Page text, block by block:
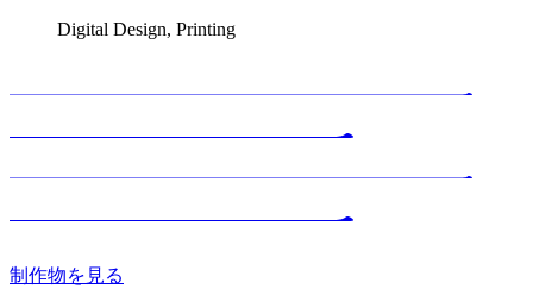
Digital Design, Printing
制作物を見る